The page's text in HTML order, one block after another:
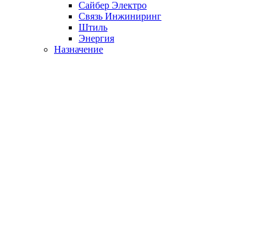
Сайбер Электро
Связь Инжиниринг
Штиль
Энергия
Назначение